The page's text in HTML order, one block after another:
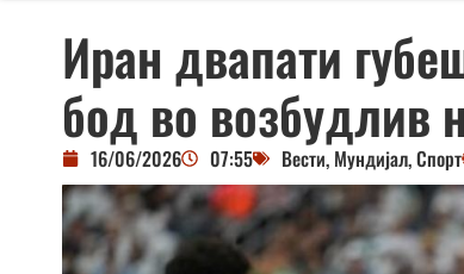
Иран двапати
бод во возбудлив
16/06/2026 07:55 Вести, Мундијал,Спорт